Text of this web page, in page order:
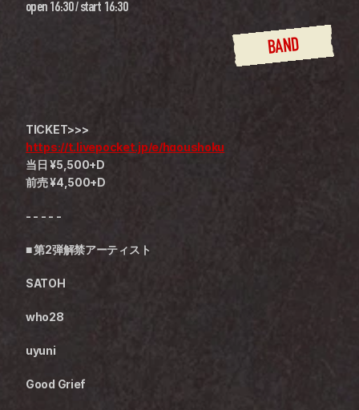
open 16:30 / start 16:30
BAND
TICKET>>>
https://t.livepocket.jp/e/haoushoku
当日 ¥5,500+D
前売 ¥4,500+D
- - - - -
■ 第2弾解禁アーティスト
SATOH
who28
uyuni
Good Grief